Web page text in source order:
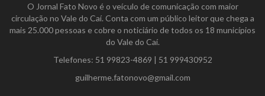
O Jornal Fato Novo é o veículo de comunicação com maior
circulação no Vale do Caí. Conta com um público leitor que chega a
mais 25.000 pessoas e cobre o noticiário de todos os 18 municípios
do Vale do Caí.
Telefones: 51 99823-4869 | 51 999430952
guilherme.fatonovo@gmail.com